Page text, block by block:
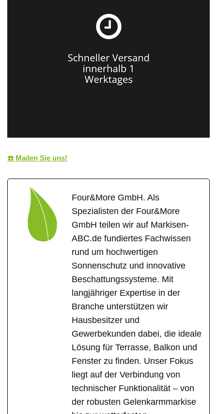
☎️ Mailen Sie uns!
Four&More GmbH. Als
Spezialisten der Four&More
GmbH teilen wir auf Markisen-
ABC.de fundiertes Fachwissen
rund um hochwertigen
Sonnenschutz und innovative
Beschattungssysteme. Mit
langjähriger Expertise in der
Branche unterstützen wir
Hausbesitzer und
Gewerbekunden dabei, die ideale
Lösung für Terrasse, Balkon und
Fenster zu finden. Unser Fokus
liegt auf der Verbindung von
technischer Funktionalität – von
der robusten Gelenkarmmarkise